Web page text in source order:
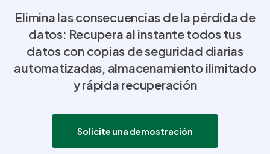
Empresa
Socios
Elimina las consecuencias de la pérdida de
datos: Recupera al instante todos tus
datos con copias de seguridad diarias
automatizadas, almacenamiento ilimitado
y rápida recuperación
Solicite una demostración